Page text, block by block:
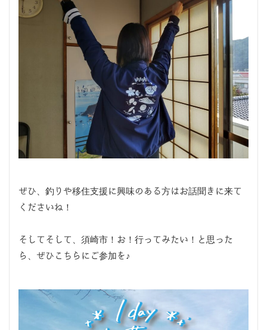
ぜひ、釣りや移住支援に興味のある方はお話聞きに来て
くださいね！
そしてそして、須崎市！お！行ってみたい！と思った
ら、ぜひこちらにご参加を♪